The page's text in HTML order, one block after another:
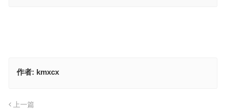
作者: kmxcx
上一篇